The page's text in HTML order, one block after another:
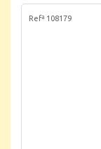
Refª 108179